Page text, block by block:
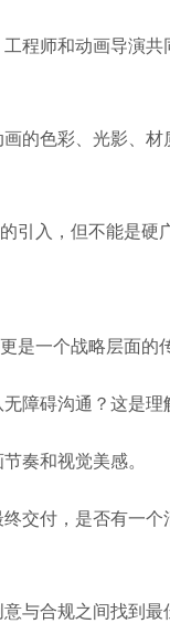
程师和动画导演
的色彩、光影、
引入，但不能是硬
是一个战略层面的
障碍沟通？这是理
奏和视觉美感。
交付，是否有一
与合规之间找到最